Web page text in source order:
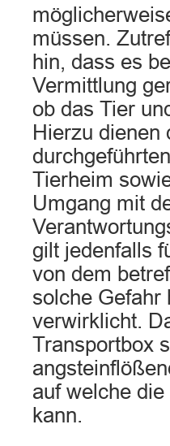
müssen.
hin, dass es
Vermittlung
ob das Tier
Hierzu dienen
Tierheim
Umgang mit
gilt jedenfalls
von dem
solche Gefahr
verwirklicht.
Transportbox
auf welche
kann.